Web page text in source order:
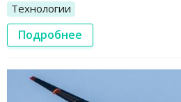
Технологии
Подробнее